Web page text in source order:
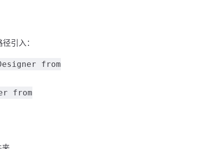
引入：
from
from